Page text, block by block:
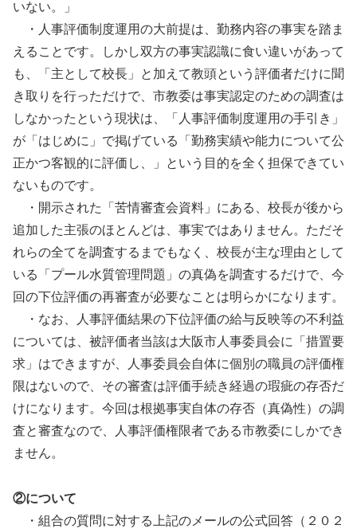
いない。」
・人事評価制度運用の大前提は、勤務内容の事実を踏ま
えることです。しかし双方の事実認識に食い違いがあって
も、「主として校長」と加えて教頭という評価者だけに聞
き取りを行っただけで、市教委は事実認定のための調査は
しなかったという現状は、「人事評価制度運用の手引き」
が「はじめに」で掲げている「勤務実績や能力について公
正かつ客観的に評価し、」という目的を全く担保できてい
ないものです。
・開示された「苦情審査会資料」にある、校長が後から
追加した主張のほとんどは、事実ではありません。ただそ
れらの全てを調査するまでもなく、校長が主な理由として
いる「プール水質管理問題」の真偽を調査するだけで、今
回の下位評価の再審査が必要なことは明らかになります。
・なお、人事評価結果の下位評価の給与反映等の不利益
については、被評価者当該は大阪市人事委員会に「措置要
求」はできますが、人事委員会自体に個別の職員の評価権
限はないので、その審査は評価手続き経過の瑕疵の存否だ
けになります。今回は根拠事実自体の存否（真偽性）の調
査と審査なので、人事評価権限者である市教委にしかでき
ません。
②について
・組合の質問に対する上記のメールの公式回答（２０２